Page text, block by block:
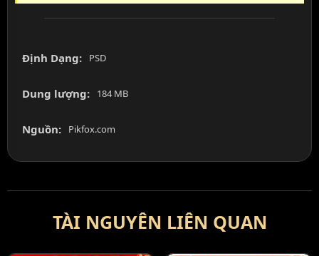
Định Dạng: PSD
Dung lượng: 184 MB
Nguồn: Pikfox.com
TÀI NGUYÊN LIÊN QUAN